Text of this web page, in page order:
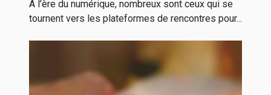
À l’ère du numérique, nombreux sont ceux qui se
tournent vers les plateformes de rencontres pour...